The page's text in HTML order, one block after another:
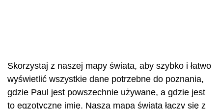
Skorzystaj z naszej mapy świata, aby szybko i łatwo
wyświetlić wszystkie dane potrzebne do poznania,
gdzie Paul jest powszechnie używane, a gdzie jest
to egzotyczne imię. Nasza mapa świata łączy się z